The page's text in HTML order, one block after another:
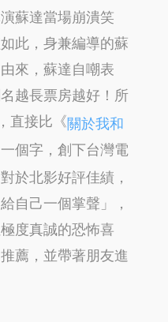
蘇達當場崩潰笑
此，身兼編導的蘇
來，蘇達自嘲表
越長票房越好！所
直接比《關於我和
個字，創下台灣電
於北影好評佳績，
自己一個掌聲」，
度真誠的恐怖喜
薦，並帶著朋友進